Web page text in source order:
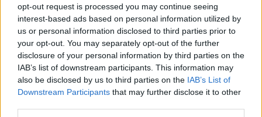
opt-out request is processed you may continue seeing
interest-based ads based on personal information utilized by
us or personal information disclosed to third parties prior to
your opt-out. You may separately opt-out of the further
disclosure of your personal information by third parties on the
IAB’s list of downstream participants. This information may
also be disclosed by us to third parties on the IAB’s List of
Downstream Participants that may further disclose it to other
A hőségben is védik a növényzetet Pakson